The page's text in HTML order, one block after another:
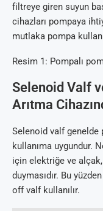
filtreye giren suyun
cihazları pompaya
mutlaka pompa
Resim 1: Pompalı
Selenoid Valf
Arıtma
Selenoid valf genelde
kullanıma uygundur.
için elektriğe ve
duymasıdır. Bu
off valf kullanılır.